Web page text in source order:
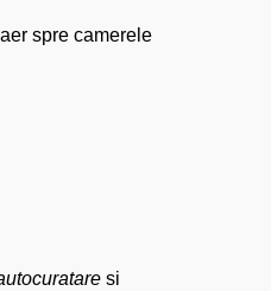
spre camerele
si